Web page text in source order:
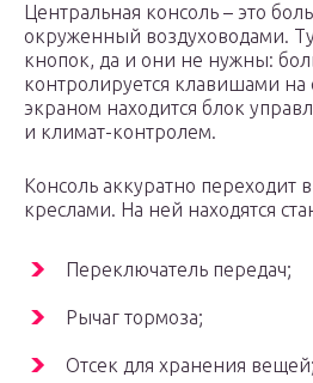
Центральная консоль – это
окруженный воздуховодами.
кнопок, да и они не нужны:
контролируется клавишами на
экраном находится блок
и климат-контролем.
Консоль аккуратно переходит
креслами. На ней находятся
Переключатель передач;
Рычаг тормоза;
Отсек для хранения вещей;